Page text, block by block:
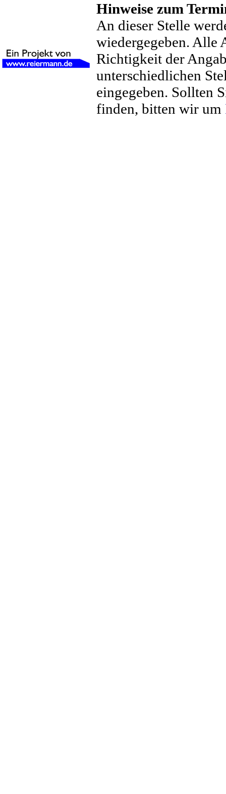
Hinweise zum
An dieser Stelle
wiedergegeben. Alle
Richtigkeit der
unterschiedlichen
eingegeben. Sollten
finden, bitten wir um